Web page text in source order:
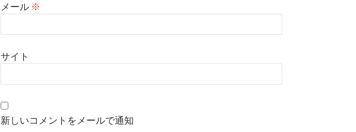
メール ※
サイト
新しいコメントをメールで通知